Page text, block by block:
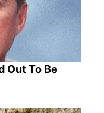
Out To Be